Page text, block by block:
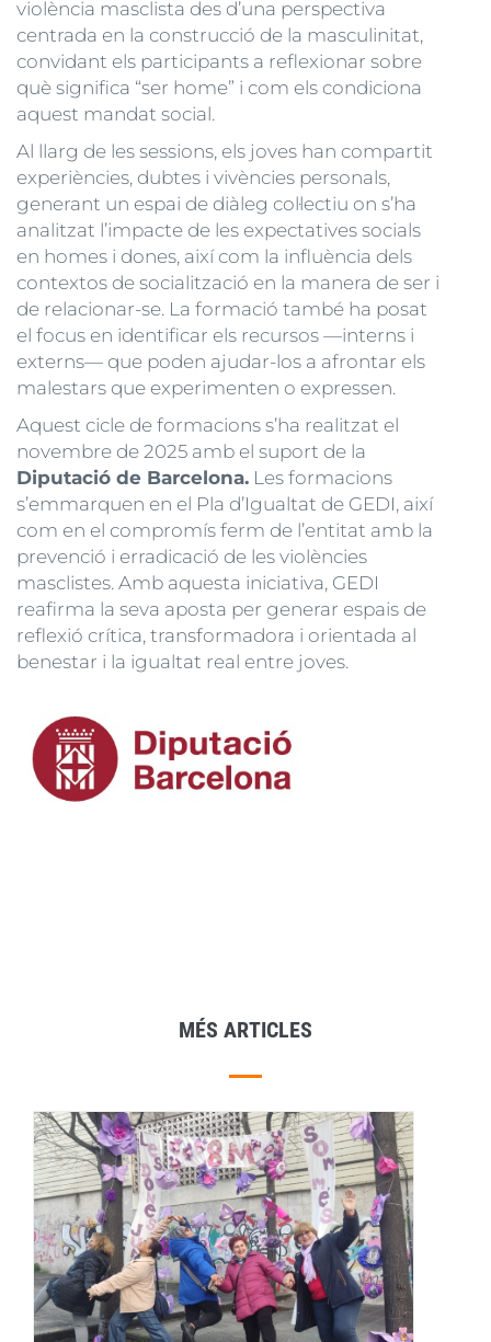
violència masclista des d’una perspectiva
centrada en la construcció de la masculinitat,
convidant els participants a reflexionar sobre
què significa “ser home” i com els condiciona
aquest mandat social.
Al llarg de les sessions, els joves han compartit
experiències, dubtes i vivències personals,
generant un espai de diàleg col·lectiu on s’ha
analitzat l’impacte de les expectatives socials
en homes i dones, així com la influència dels
contextos de socialització en la manera de ser i
de relacionar-se. La formació també ha posat
el focus en identificar els recursos —interns i
externs— que poden ajudar-los a afrontar els
malestars que experimenten o expressen.
Aquest cicle de formacions s’ha realitzat el
novembre de 2025 amb el suport de la
Diputació de Barcelona. Les formacions
s’emmarquen en el Pla d’Igualtat de GEDI, així
com en el compromís ferm de l’entitat amb la
prevenció i erradicació de les violències
masclistes. Amb aquesta iniciativa, GEDI
reafirma la seva aposta per generar espais de
reflexió crítica, transformadora i orientada al
benestar i la igualtat real entre joves.
MÉS ARTICLES